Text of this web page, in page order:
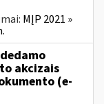
MĮP 2021 »
akcizais
(e-